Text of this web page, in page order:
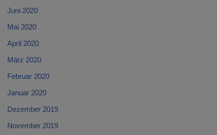
Juni 2020
Mai 2020
April 2020
März 2020
Februar 2020
Januar 2020
Dezember 2019
November 2019